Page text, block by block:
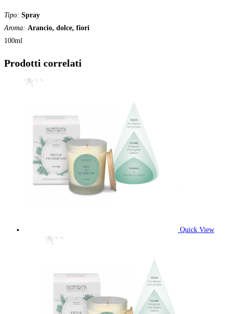
Tipo: Spray
Aroma: Arancio, dolce, fiori
100ml
Prodotti correlati
Quick View